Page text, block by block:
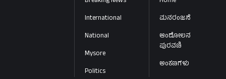
ಮನರಂಜನೆ
ಆಂದೋಲನ
ಪುರವಣಿ
ಅಂಕಣಗಳು
International
National
Mysore
Politics